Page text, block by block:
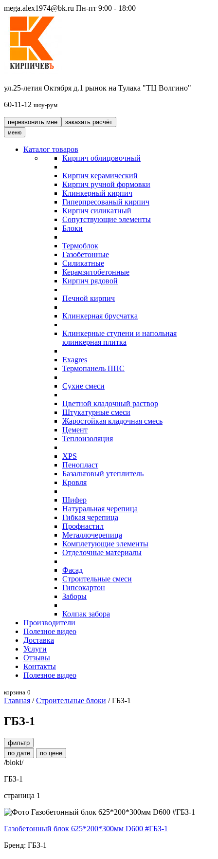
mega.alex1974@bk.ru Пн-пт 9:00 - 18:00
ул.25-летия Октября д.1 рынок на Тулака "ТЦ Волгино"
60-11-12 шоу-рум
перезвонить мне заказать расчёт
меню
Каталог товаров
Кирпич облицовочный
Кирпич керамический
Кирпич ручной формовки
Клинкерный кирпич
Гиперпресованый кирпич
Кирпич силикатный
Сопутствующие элементы
Блоки
Термоблок
Газобетонные
Силикатные
Керамзитобетонные
Кирпич рядовой
Печной кирпич
Клинкерная брусчатка
Клинкерные ступени и напольная
клинкерная плитка
Exagres
Термопанель ППС
Сухие смеси
Цветной кладочный раствор
Штукатурные смеси
Жаростойкая кладочная смесь
Цемент
Теплоизоляция
XPS
Пенопласт
Базальтовый утеплитель
Кровля
Шифер
Натуральная черепица
Гибкая черепица
Профнастил
Металлочерепица
Комплетующие элементы
Отделочные материалы
Фасад
Строительные смеси
Гипсокартон
Заборы
Колпак забора
Производители
Полезное видео
Доставка
Услуги
Отзывы
Контакты
Полезное видео
корзина 0
Главная /Строительные блоки / ГБЗ-1
ГБЗ-1
фильтр
по дате
по цене
/bloki/
ГБЗ-1
страница 1
Газобетонный блок 625*200*300мм D600 #ГБЗ-1
Бренд: ГБЗ-1